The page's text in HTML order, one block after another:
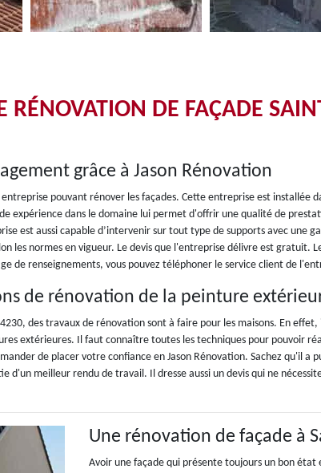
RÉNOVATION DE FAÇADE
grâce à Jason Rénovation
entreprise pouvant rénover les façades. Cette entreprise est installée
expérience dans le domaine lui permet d'offrir une qualité de
est aussi capable d’intervenir sur tout type de supports avec une
les normes en vigueur. Le devis que l'entreprise délivre est gratuit.
de renseignements, vous pouvez téléphoner le service client de
de rénovation de la peinture
des travaux de rénovation sont à faire pour les maisons. En
extérieures. Il faut connaître toutes les techniques pour pouvoir
de placer votre confiance en Jason Rénovation. Sachez qu'il a
d'un meilleur rendu de travail. Il dresse aussi un devis qui ne
Une rénovation de façade à
Avoir une façade qui présente toujours un bon état